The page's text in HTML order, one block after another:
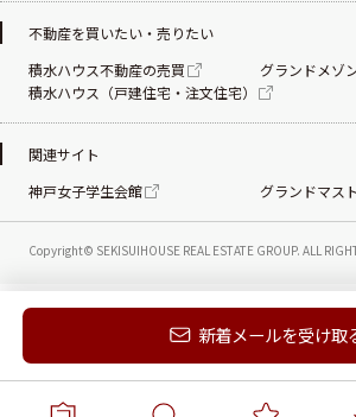
新着メールを受け取
電話する お
Copyright© SEKISUIHOUSE REAL ESTATE GROUP. ALL
不動産を買いたい・売りたい
積水ハウス不動産の売買
グランドメゾ
積水ハウス（戸建住宅・注文住宅）
関連サイト
神戸女子学生会館
グランドマスト